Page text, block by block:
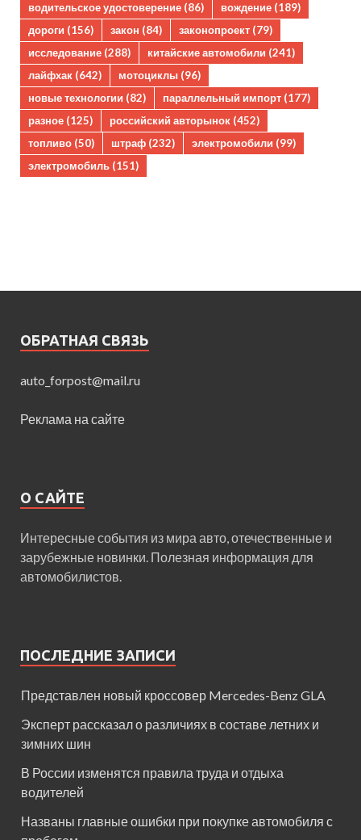
водительское удостоверение (86) вождение (189)
дороги (156) закон (84) законопроект (79)
исследование (288) китайские автомобили (241)
лайфхак (642) мотоциклы (96)
новые технологии (82) параллельный импорт (177)
разное (125) российский авторынок (452)
топливо (50) штраф (232) электромобили (99)
электромобиль (151)
ОБРАТНАЯ СВЯЗЬ
auto_forpost@mail.ru
Реклама на сайте
О САЙТЕ
Интересные события из мира авто, отечественные и
зарубежные новинки. Полезная информация для
автомобилистов.
ПОСЛЕДНИЕ ЗАПИСИ
Представлен новый кроссовер Mercedes-Benz GLA
Эксперт рассказал о различиях в составе летних и
зимних шин
В России изменятся правила труда и отдыха
водителей
Названы главные ошибки при покупке автомобиля с